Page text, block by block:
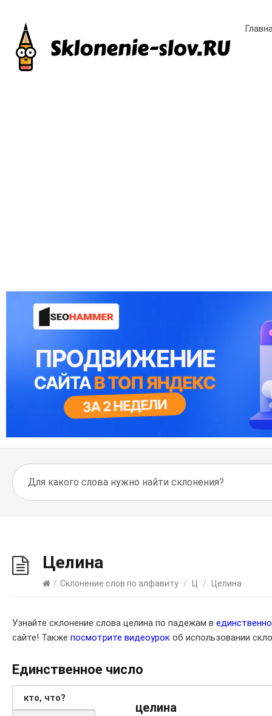
Целина
/ Склонение слов по алфавиту / / Целина
Узнайте склонение слова целина по падежам в
сайте! Также посмотрите видеоурок об использовании
Единственное число
кто, что?
целина